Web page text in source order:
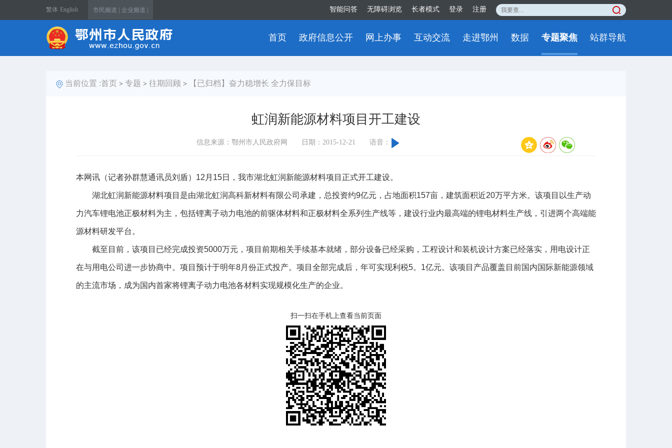
繁体 English 市民频道 | 企业频道 | 智能问答 无障碍浏览 长者模式 登录 注册
首页 政府信息公开 网上办事 互动交流 走进鄂州 数据 专题聚焦 站群导航
当前位置 :首页 > 专题 > 往期回顾 > 【已归档】奋力稳增长 全力保目标
虹润新能源材料项目开工建设
信息来源：鄂州市人民政府网 日期：2015-12-21 语音：
本网讯（记者孙群慧通讯员刘盾）12月15日，我市湖北虹润新能源材料项目正式开工建设。
湖北虹润新能源材料项目是由湖北虹润高科新材料有限公司承建，总投资约9亿元，占地面积157亩，建筑面积近20万平方米。该项目以生产动
力汽车锂电池正极材料为主，包括锂离子动力电池的前驱体材料和正极材料全系列生产线等，建设行业内最高端的锂电材料生产线，引进两个高端能
源材料研发平台。
截至目前，该项目已经完成投资5000万元，项目前期相关手续基本就绪，部分设备已经采购，工程设计和装机设计方案已经落实，用电设计正
在与用电公司进一步协商中。项目预计于明年8月份正式投产。项目全部完成后，年可实现利税5。1亿元。该项目产品覆盖目前国内国际新能源领域
的主流市场，成为国内首家将锂离子动力电池各材料实现规模化生产的企业。
扫一扫在手机上查看当前页面